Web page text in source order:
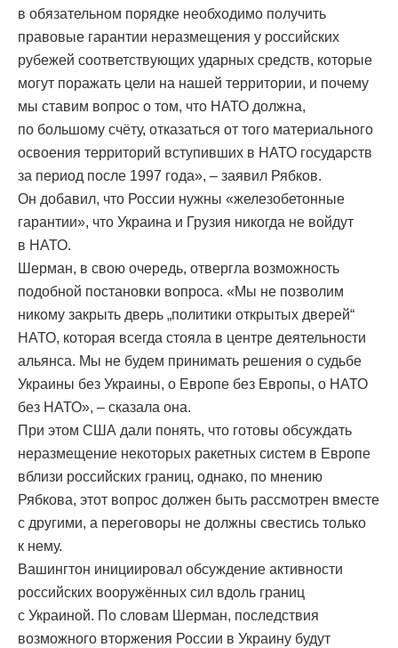
в обязательном порядке необходимо получить
правовые гарантии неразмещения у российских
рубежей соответствующих ударных средств, которые
могут поражать цели на нашей территории, и почему
мы ставим вопрос о том, что НАТО должна,
по большому счёту, отказаться от того материального
освоения территорий вступивших в НАТО государств
за период после 1997 года», – заявил Рябков.
Он добавил, что России нужны «железобетонные
гарантии», что Украина и Грузия никогда не войдут
в НАТО.
Шерман, в свою очередь, отвергла возможность
подобной постановки вопроса. «Мы не позволим
никому закрыть дверь „политики открытых дверей“
НАТО, которая всегда стояла в центре деятельности
альянса. Мы не будем принимать решения о судьбе
Украины без Украины, о Европе без Европы, о НАТО
без НАТО», – сказала она.
При этом США дали понять, что готовы обсуждать
неразмещение некоторых ракетных систем в Европе
вблизи российских границ, однако, по мнению
Рябкова, этот вопрос должен быть рассмотрен вместе
с другими, а переговоры не должны свестись только
к нему.
Вашингтон инициировал обсуждение активности
российских вооружённых сил вдоль границ
с Украиной. По словам Шерман, последствия
возможного вторжения России в Украину будут